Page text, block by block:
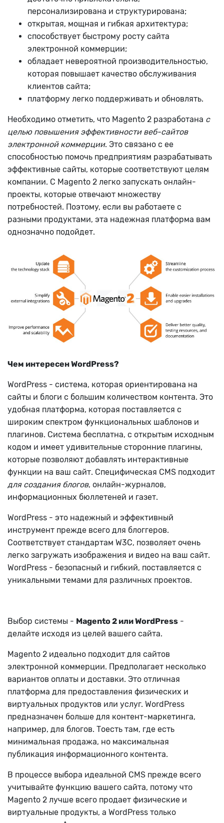
персонализирована и структурирована;
открытая, мощная и гибкая архитектура;
способствует быстрому росту сайта
электронной коммерции;
обладает невероятной производительностью,
которая повышает качество обслуживания
клиентов сайта;
платформу легко поддерживать и обновлять.
Необходимо отметить, что Magento 2 разработана с
целью повышения эффективности веб-сайтов
электронной коммерции. Это связано с ее
способностью помочь предприятиям разрабатывать
эффективные сайты, которые соответствуют целям
компании. С Magento 2 легко запускать онлайн-
проекты, которые отвечают множеству
потребностей. Поэтому, если вы работаете с
разными продуктами, эта надежная платформа вам
однозначно подойдет.
Чем интересен WordPress?
WordPress - система, которая ориентирована на
сайты и блоги с большим количеством контента. Это
удобная платформа, которая поставляется с
широким спектром функциональных шаблонов и
плагинов. Система бесплатна, с открытым исходным
кодом и имеет удивительные сторонние плагины,
которые позволяют добавлять интерактивные
функции на ваш сайт. Специфическая CMS подходит
для создания блогов, онлайн-журналов,
информационных бюллетеней и газет.
WordPress - это надежный и эффективный
инструмент прежде всего для блоггеров.
Соответствует стандартам W3C, позволяет очень
легко загружать изображения и видео на ваш сайт.
WordPress - безопасный и гибкий, поставляется с
уникальными темами для различных проектов.
Выбор системы - Magento 2 или WordPress -
делайте исходя из целей вашего сайта.
Magento 2 идеально подходит для сайтов
электронной коммерции. Предполагает несколько
вариантов оплаты и доставки. Это отличная
платформа для предоставления физических и
виртуальных продуктов или услуг. WordPress
предназначен больше для контент-маркетинга,
например, для блогов. Тоесть там, где есть
минимальная продажа, но максимальная
публикация информационного контента.
В процессе выбора идеальной CMS прежде всего
учитывайте функцию вашего сайта, потому что
Magento 2 лучше всего продает физические и
виртуальные продукты, а WordPress только